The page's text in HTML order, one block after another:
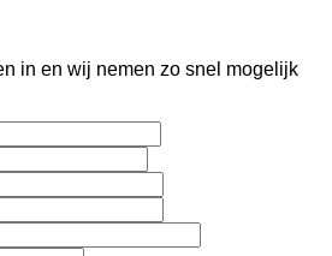
in en wij nemen zo snel mogelijk